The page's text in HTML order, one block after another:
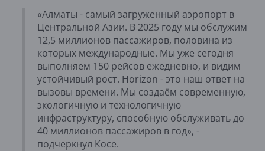
«Алматы - самый загруженный аэропорт в
Центральной Азии. В 2025 году мы обслужим
12,5 миллионов пассажиров, половина из
которых международные. Мы уже сегодня
выполняем 150 рейсов ежедневно, и видим
устойчивый рост. Horizon - это наш ответ на
вызовы времени. Мы создаём современную,
экологичную и технологичную
инфраструктуру, способную обслуживать до
40 миллионов пассажиров в год», -
подчеркнул Косе.